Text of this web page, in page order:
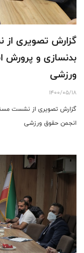
گزارش تصویری
بدنسازی و پرورش
ورزشی
1400/05/18
گزارش تصویری از نشست
انجمن حقوق ورزشی